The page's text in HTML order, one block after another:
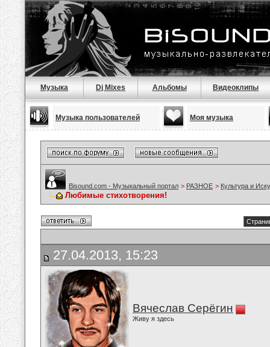
Музыка Dj Mixes Альбомы Видеоклипы
Музыка пользователей Моя музыка
Bisound.com - Музыкальный портал > РАЗНОЕ > Культура и
Любимые стихотворения!
27.04.2013, 15:23
Вячеслав Серёгин
Живу я здесь